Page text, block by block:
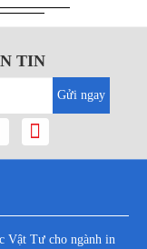
TIN
Gửi ngay
Vật Tư cho ngành in